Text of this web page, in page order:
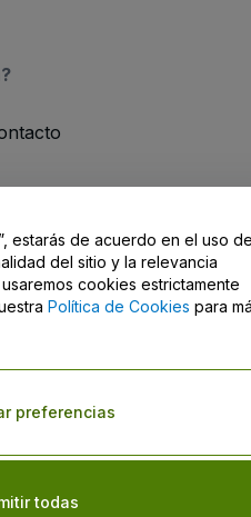
Inc 2026 Datos de
la aceptación de losTérminos y
, de laPolítica de Cookies
estarás de acuerdo en el uso
del sitio y la relevancia
cookies estrictamente
Política de Cookies para
todas
preferencias